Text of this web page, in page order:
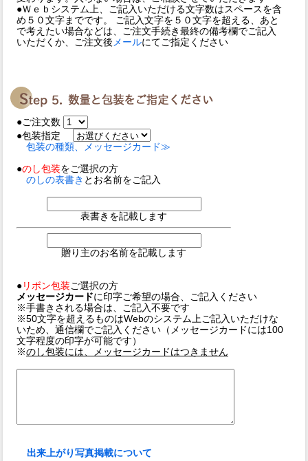
●Ｗｅｂシステム上、ご記入いただける文字数はスペースを含
め５０文字までです。 ご記入文字を５０文字を超える、あと
で考えたい場合などは、ご注文手続き最終の備考欄でご記入
いただくか、ご注文後 メールにてご指定ください
●ご注文数
●包装指定
包装の種類、メッセージカード≫
●のし包装をご選択の方
のしの表書き とお名前をご記入
表書きを記載します
贈り主のお名前を記載します
● リボン包装ご選択の方
メッセージカードに印字ご希望の場合、ご記入ください
※手書きされる場合は、ご記入不要です
※50文字を超えるものはWebのシステム上ご記入いただけな
いため、通信欄でご記入ください（メッセージカードには100
文字程度の印字が可能です）
※のし包装には、メッセージカードはつきません
出来上がり写真掲載について